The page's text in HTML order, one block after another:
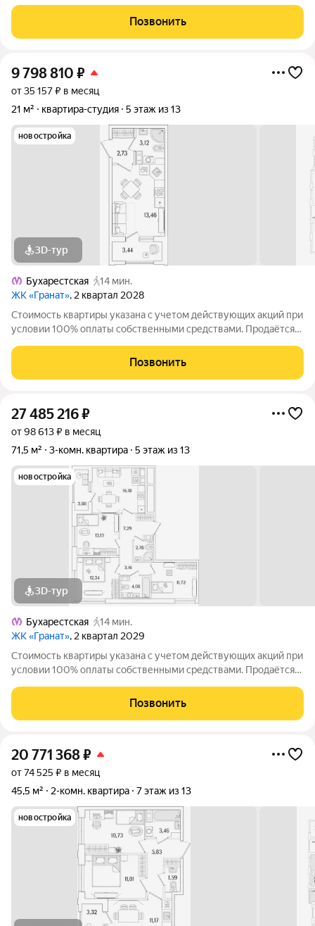
(Росстройинвест). Квартира находится в 13 этажном доме, в
Гранат - Корпус К6 на
Позвонить
9 798 810 ₽
от 35 157 ₽ в месяц
21 м²
квартира-студия 5 этаж из 13
новостройка
3D-тур
Бухарестская
14 мин.
ЖК «Гранат», 2 квартал 2028
Стоимость квартиры указана с учетом действующих акций при
условии 100% оплаты собственными средствами. Продаётся
(Росстройинвест). Квартира находится в 13 этажном доме, в
Гранат - Корпус К1 на
Позвонить
27 485 216₽
от 98 613 ₽ в месяц
71,5 м²
3-комн. квартира 5 этаж из 13
новостройка
3D-тур
Бухарестская
14 мин.
ЖК «Гранат», 2 квартал 2029
Стоимость квартиры указана с учетом действующих акций при
условии 100% оплаты собственными средствами. Продаётся
(Росстройинвест). Квартира находится в 13 этажном доме, в
Гранат - Корпус К6 на
Позвонить
20 771 368₽
от 74 525 ₽ в месяц
45,5 м²
2-комн. квартира 7 этаж из 13
новостройка